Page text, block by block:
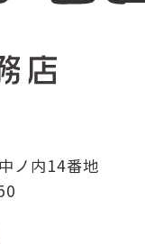
ノ内14番地